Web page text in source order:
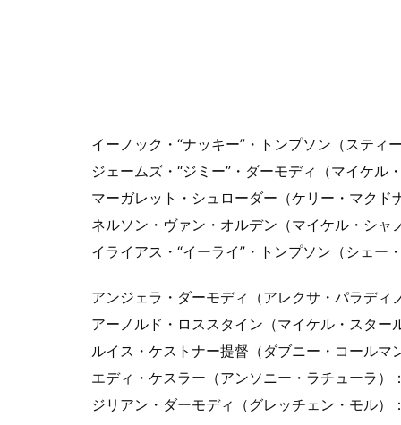
イーノック・“ナッキー”・トンプソン（スティ
ジェームズ・“ジミー”・ダーモディ（マイケル
マーガレット・シュローダー（ケリー・マクド
ネルソン・ヴァン・オルデン（マイケル・シャ
イライアス・“イーライ”・トンプソン（シェー
アンジェラ・ダーモディ（アレクサ・パラディ
アーノルド・ロススタイン（マイケル・スター
ルイス・ケストナー提督（ダブニー・コールマ
エディ・ケスラー（アンソニー・ラチューラ）
ジリアン・ダーモディ（グレッチェン・モル）